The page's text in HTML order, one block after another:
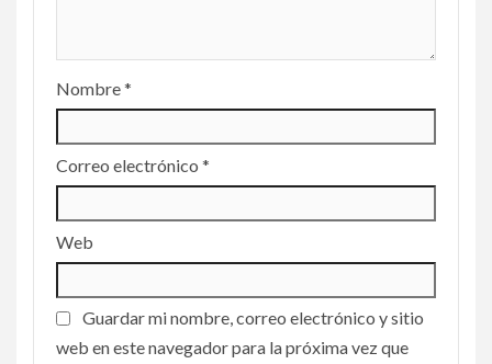
Nombre*
Correo electrónico *
Web
Guardar mi nombre, correo electrónico y sitio
web en este navegador para la próxima vez que